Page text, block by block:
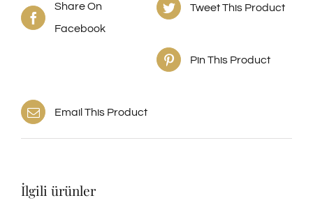
Share On
Facebook
Tweet This Product
Pin This Product
Email This Product
İlgili ürünler